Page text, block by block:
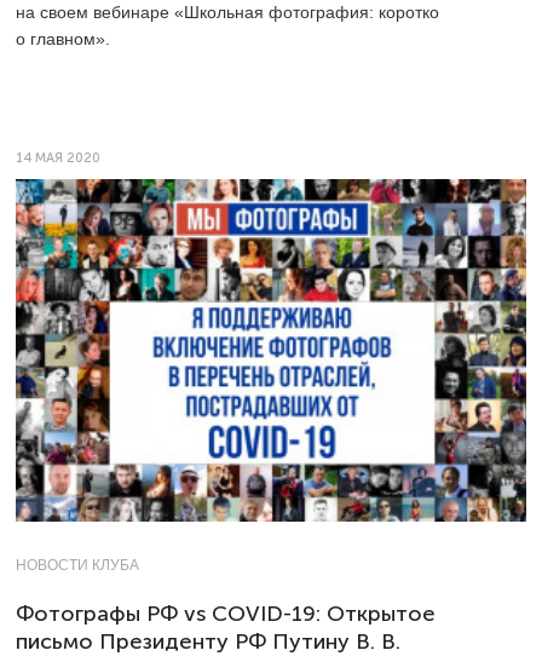
на своем вебинаре «Школьная фотография: коротко
о главном».
14 МАЯ 2020
НОВОСТИ КЛУБА
Фотографы РФ vs COVID-19: Открытое
письмо Президенту РФ Путину В. В.